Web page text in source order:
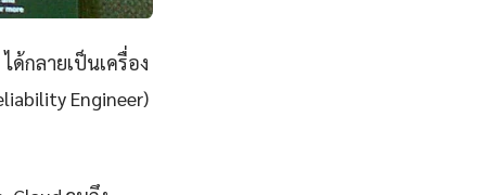
ได้กลายเป็นเครื่อง
Engineer)